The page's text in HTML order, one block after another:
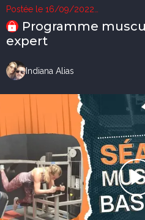
Postée le 16/09/2022
1 vueProgramme
expert
Indiana Alias